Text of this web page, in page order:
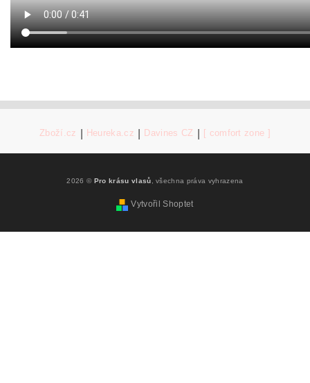
Zboží.cz Heureka.cz Davines CZ [ comfort zone ]
2026 © Pro krásu vlasů , všechna práva vyhrazena
Vytvořil Shoptet